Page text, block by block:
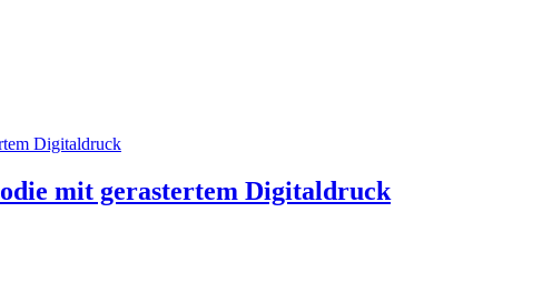
mit gerastertem Digitaldruck